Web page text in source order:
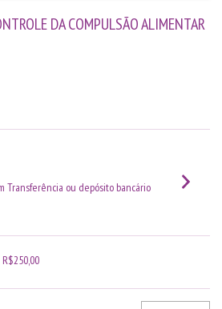
DA COMPULSÃO ALIMENTAR
Transferência ou depósito bancário
R$250,00